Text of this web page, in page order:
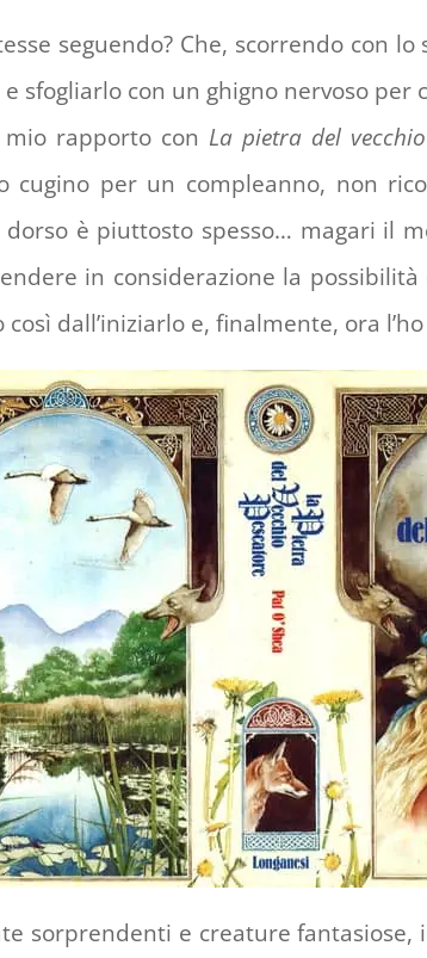
seguendo? Che, scorrendo con
con un ghigno nervoso per
rapporto con La pietra del
per un compleanno, non
dorso è piuttosto spesso… magari il
in considerazione la
dall’iniziarlo e, finalmente, ora
sorprendenti e creature